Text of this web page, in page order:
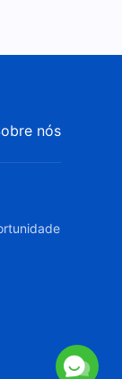
nós